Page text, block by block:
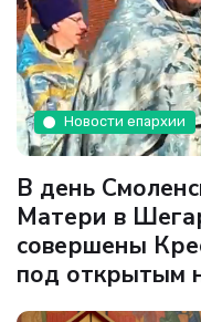
Новости епархии
В день
Матери в
совершены
под открытым